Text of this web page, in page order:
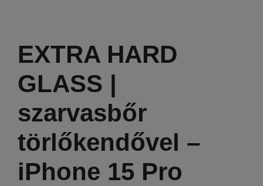
EXTRA HARD
GLASS |
szarvasbőr
törlőkendővel –
iPhone 15 Pro